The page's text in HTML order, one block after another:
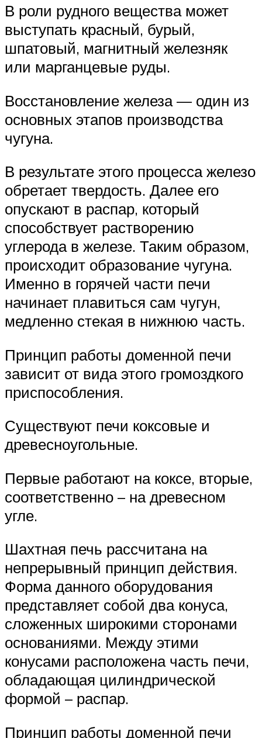
В роли рудного вещества может
выступать красный, бурый,
шпатовый, магнитный железняк
или марганцевые руды.
Восстановление железа — один из
основных этапов производства
чугуна.
В результате этого процесса железо
обретает твердость. Далее его
опускают в распар, который
способствует растворению
углерода в железе. Таким образом,
происходит образование чугуна.
Именно в горячей части печи
начинает плавиться сам чугун,
медленно стекая в нижнюю часть.
Принцип работы доменной печи
зависит от вида этого громоздкого
приспособления.
Существуют печи коксовые и
древесноугольные.
Первые работают на коксе, вторые,
соответственно – на древесном
угле.
Шахтная печь рассчитана на
непрерывный принцип действия.
Форма данного оборудования
представляет собой два конуса,
сложенных широкими сторонами
основаниями. Между этими
конусами расположена часть печи,
обладающая цилиндрической
формой – распар.
Принцип работы доменной печи